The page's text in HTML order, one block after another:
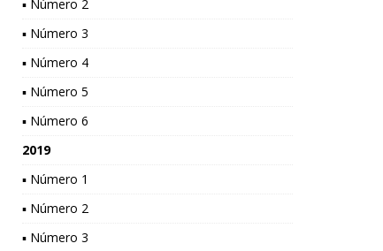
▪ Número 2
▪ Número 3
▪ Número 4
▪ Número 5
▪ Número 6
2019
▪ Número 1
▪ Número 2
▪ Número 3